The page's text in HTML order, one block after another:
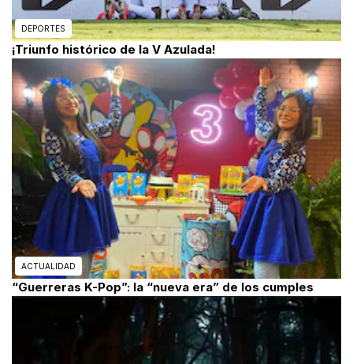
DEPORTES
¡Triunfo histórico de la V Azulada!
ACTUALIDAD
“Guerreras K-Pop”: la “nueva era” de los cumples